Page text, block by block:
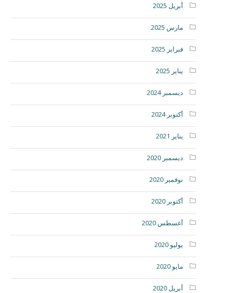
أبريل 2025
مارس 2025
فبراير 2025
يناير 2025
ديسمبر 2024
أكتوبر 2024
يناير 2021
ديسمبر 2020
نوفمبر 2020
أكتوبر 2020
أغسطس 2020
يوليو 2020
مايو 2020
أبريل 2020